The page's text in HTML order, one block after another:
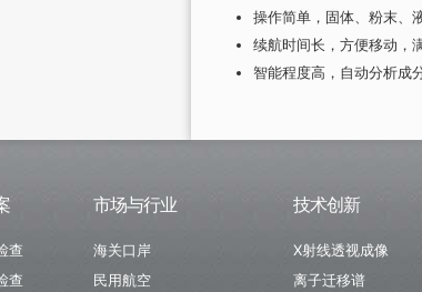
操作简单，固体、粉末、
续航时间长，方便移动，
智能程度高，自动分析成
查
查
市场与行业
海关口岸
民用航空
技术创新
X射线透视成像
离子迁移谱